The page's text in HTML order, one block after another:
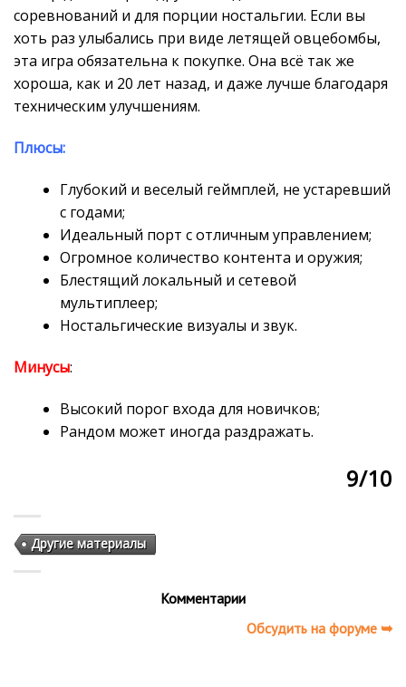
соревнований и для порции ностальгии. Если вы
хоть раз улыбались при виде летящей овцебомбы,
эта игра обязательна к покупке. Она всё так же
хороша, как и 20 лет назад, и даже лучше благодаря
техническим улучшениям.
Плюсы:
Глубокий и веселый геймплей, не устаревший
с годами;
Идеальный порт с отличным управлением;
Огромное количество контента и оружия;
Блестящий локальный и сетевой
мультиплеер;
Ностальгические визуалы и звук.
Минусы:
Высокий порог входа для новичков;
Рандом может иногда раздражать.
9/10
Другие материалы
Комментарии
Обсудить на форуме ➥